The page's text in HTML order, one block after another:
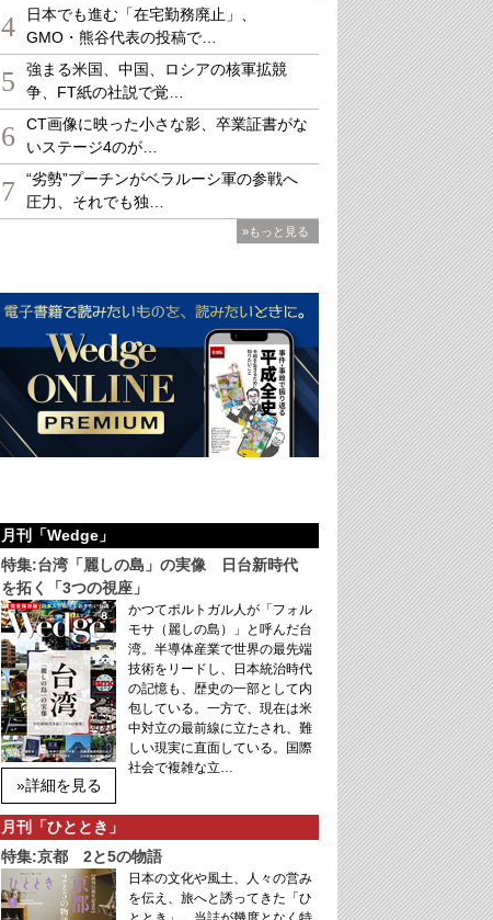
4
日本でも進む「在宅勤務廃止」、
GMO・熊谷代表の投稿で…
5
強まる米国、中国、ロシアの核軍拡競
争、FT紙の社説で覚…
6
CT画像に映った小さな影、卒業証書がな
いステージ4のが…
7
“劣勢”プーチンがベラルーシ軍の参戦へ
圧力、それでも独…
»もっと見る
月刊「Wedge」
特集:台湾「麗しの島」の実像 日台新時代
を拓く「3つの視座」
»詳細を見る
かつてポルトガル人が「フォル
モサ（麗しの島）」と呼んだ台
湾。半導体産業で世界の最先端
技術をリードし、日本統治時代
の記憶も、歴史の一部として内
包している。一方で、現在は米
中対立の最前線に立たされ、難
しい現実に直面している。国際
社会で複雑な立…
月刊「ひととき」
特集:京都 2と5の物語
日本の文化や風土、人々の営み
を伝え、旅へと誘ってきた「ひ